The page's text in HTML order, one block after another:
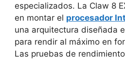
especializados. La Claw 8
en montar el procesador
una arquitectura diseñada
para rendir al máximo en
Las pruebas de